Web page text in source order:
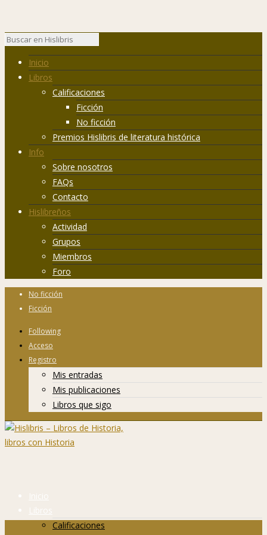
Inicio
Libros
Calificaciones
Ficción
No ficción
Premios Hislibris de literatura histórica
Info
Sobre nosotros
FAQs
Contacto
Hislibreños
Actividad
Grupos
Miembros
Foro
No ficción
Ficción
Following
Acceso
Registro
Mis entradas
Mis publicaciones
Libros que sigo
Inicio
Libros
Calificaciones